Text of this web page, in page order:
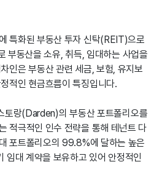
특화된 부동산 투자 신탁(REIT)으로
부동산을 소유, 취득, 임대하는 사업을
인은 부동산 관련 세금, 보험, 유지보
적인 현금흐름이 특징입니다.
토랑(Darden)의 부동산 포트폴리오를
적극적인 인수 전략을 통해 테넌트 다
포트폴리오의 99.8%에 달하는 높은
임대 계약을 보유하고 있어 안정적인